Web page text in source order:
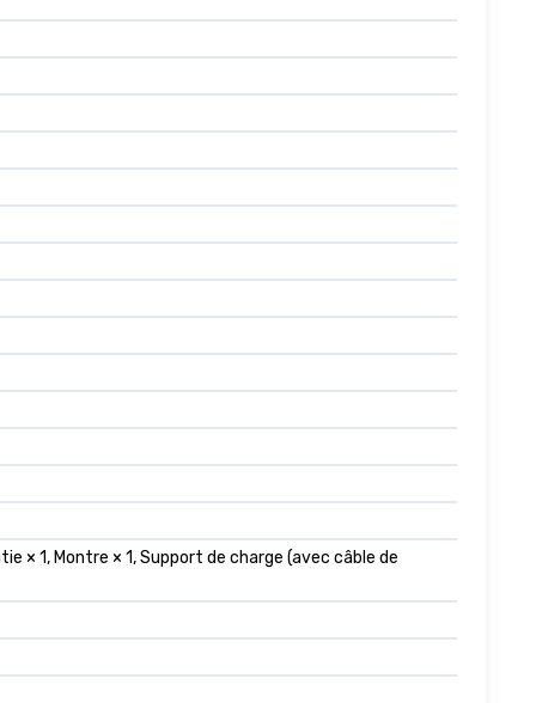
× 1, Montre × 1, Support de charge (avec câble de